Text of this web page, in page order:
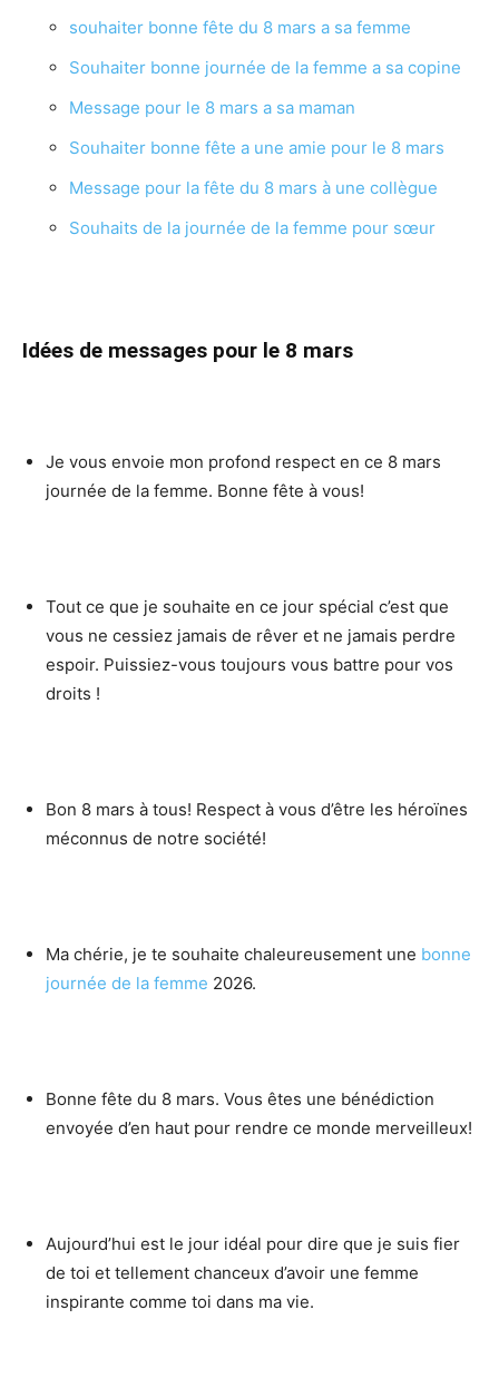
souhaiter bonne fête du 8 mars a sa femme
Souhaiter bonne journée de la femme a sa copine
Message pour le 8 mars a sa maman
Souhaiter bonne fête a une amie pour le 8 mars
Message pour la fête du 8 mars à une collègue
Souhaits de la journée de la femme pour sœur
Idées de messages pour le 8 mars
Je vous envoie mon profond respect en ce 8 mars
journée de la femme. Bonne fête à vous!
Tout ce que je souhaite en ce jour spécial c’est que
vous ne cessiez jamais de rêver et ne jamais perdre
espoir. Puissiez-vous toujours vous battre pour vos
droits !
Bon 8 mars à tous! Respect à vous d’être les héroïnes
méconnus de notre société!
Ma chérie, je te souhaite chaleureusement une bonne
journée de la femme 2026.
Bonne fête du 8 mars. Vous êtes une bénédiction
envoyée d’en haut pour rendre ce monde merveilleux!
Aujourd’hui est le jour idéal pour dire que je suis fier
de toi et tellement chanceux d’avoir une femme
inspirante comme toi dans ma vie.